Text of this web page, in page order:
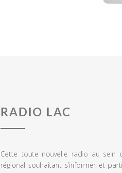
RADIO LAC
Cette toute nouvelle radio au sein
régional souhaitant s’informer et